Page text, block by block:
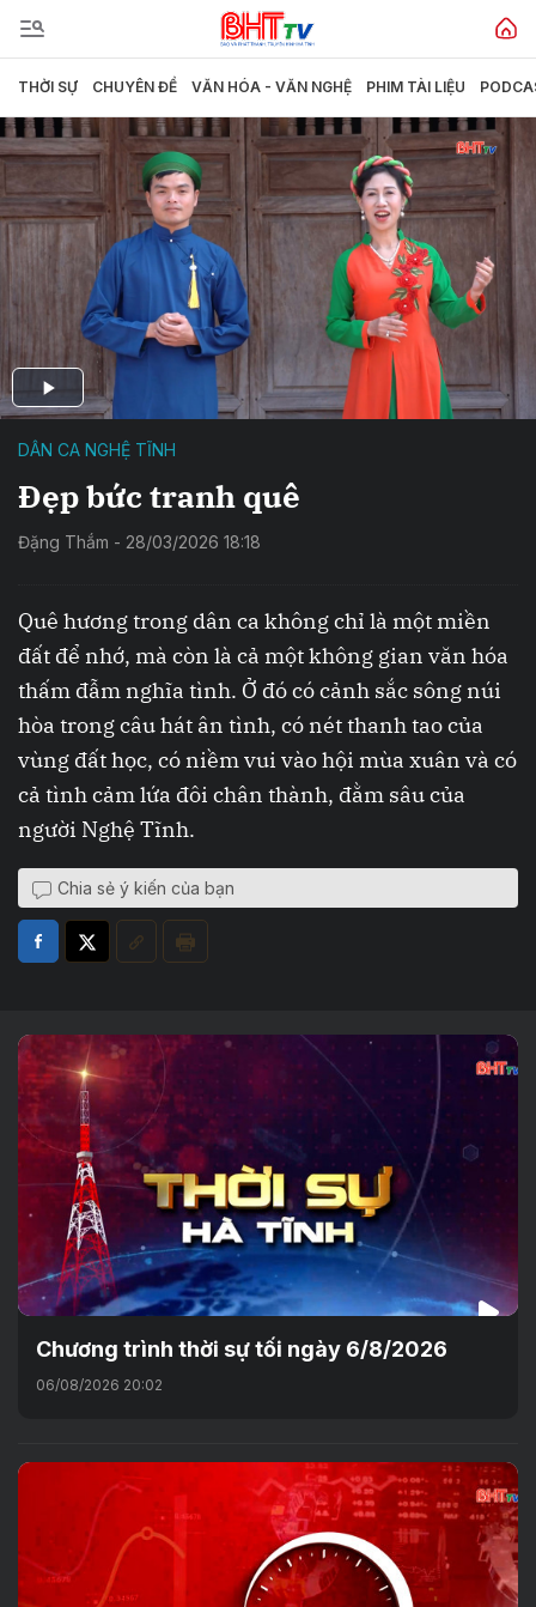
THỜI SỰ CHUYÊN ĐỀ VĂN HÓA - VĂN NGHỆ PHIM TÀI LIỆU
DÂN CA NGHỆ TĨNH
Đẹp bức tranh quê
Đặng Thắm - 28/03/2026 18:18
Quê hương trong dân ca không chỉ là một miền
đất để nhớ, mà còn là cả một không gian văn hóa
thấm đẫm nghĩa tình. Ở đó có cảnh sắc sông núi
hòa trong câu hát ân tình, có nét thanh tao của
vùng đất học, có niềm vui vào hội mùa xuân và có
cả tình cảm lứa đôi chân thành, đằm sâu của
người Nghệ Tĩnh.
Chia sẻ ý kiến của bạn
Chương trình thời sự tối ngày 6/8/2026
06/08/2026 20:02